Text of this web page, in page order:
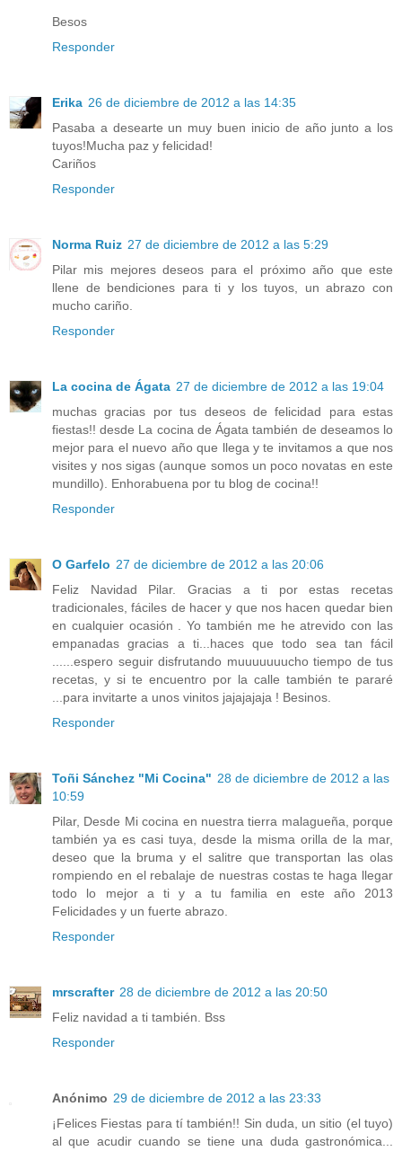
Besos
Responder
Erika 26 de diciembre de 2012 a las 14:35
Pasaba a desearte un muy buen inicio de año junto a los
tuyos!Mucha paz y felicidad!
Cariños
Responder
Norma Ruiz 27 de diciembre de 2012 a las 5:29
Pilar mis mejores deseos para el próximo año que este
llene de bendiciones para ti y los tuyos, un abrazo con
mucho cariño.
Responder
La cocina de Ágata 27 de diciembre de 2012 a las 19:04
muchas gracias por tus deseos de felicidad para estas
fiestas!! desde La cocina de Ágata también de deseamos lo
mejor para el nuevo año que llega y te invitamos a que nos
visites y nos sigas (aunque somos un poco novatas en este
mundillo). Enhorabuena por tu blog de cocina!!
Responder
O Garfelo 27 de diciembre de 2012 a las 20:06
Feliz Navidad Pilar. Gracias a ti por estas recetas
tradicionales, fáciles de hacer y que nos hacen quedar bien
en cualquier ocasión . Yo también me he atrevido con las
empanadas gracias a ti...haces que todo sea tan fácil
......espero seguir disfrutando muuuuuuucho tiempo de tus
recetas, y si te encuentro por la calle también te pararé
...para invitarte a unos vinitos jajajajaja ! Besinos.
Responder
Toñi Sánchez "Mi Cocina" 28 de diciembre de 2012 a las
10:59
Pilar, Desde Mi cocina en nuestra tierra malagueña, porque
también ya es casi tuya, desde la misma orilla de la mar,
deseo que la bruma y el salitre que transportan las olas
rompiendo en el rebalaje de nuestras costas te haga llegar
todo lo mejor a ti y a tu familia en este año 2013
Felicidades y un fuerte abrazo.
Responder
mrscrafter 28 de diciembre de 2012 a las 20:50
Feliz navidad a ti también. Bss
Responder
Anónimo 29 de diciembre de 2012 a las 23:33
¡Felices Fiestas para tí también!! Sin duda, un sitio (el tuyo)
al que acudir cuando se tiene una duda gastronómica...